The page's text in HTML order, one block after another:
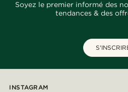
Soyez le premier informé des
tendances & des
INSTAGRAM